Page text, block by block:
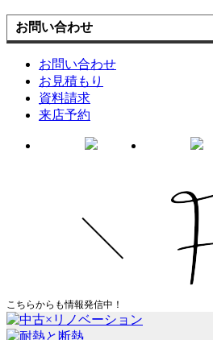
お問い合わせ
お問い合わせ
お見積もり
資料請求
来店予約
こちらからも情報発信中！